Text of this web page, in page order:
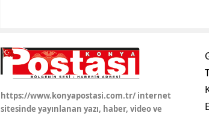
https://www.konyapostasi.com.tr/ internet
sitesinde yayınlanan yazı, haber, video ve